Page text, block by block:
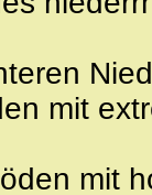
mit
mit